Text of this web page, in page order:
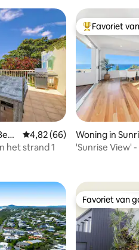
recensies
Gemiddelde beoordeling
4,82 (66)
het strand 1
Topfavoriet
Favoriet
Woning in
'Sunrise View'
Favoriet van
Favoriet van